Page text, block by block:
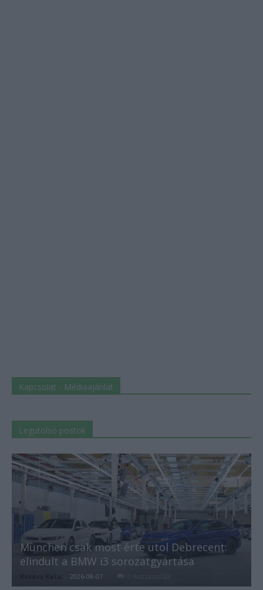
Kapcsolat - Médiaajánlat
Legutolsó postok
München csak most érte utol Debrecent:
elindult a BMW i3 sorozatgyártása
- 2026-08-07